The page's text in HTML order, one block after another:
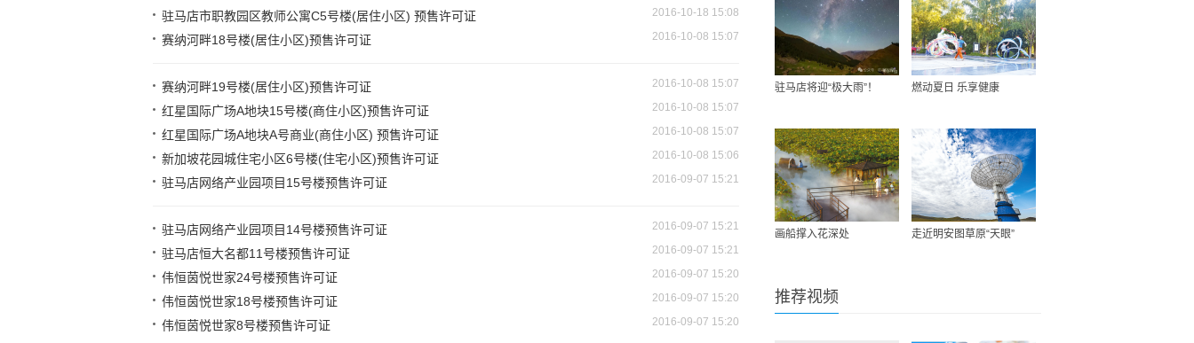
驻马店市职教园区教师公寓C5号楼(居住小区) 预售许可证 2016-10-18 15:08
赛纳河畔18号楼(居住小区)预售许可证 2016-10-08 15:07
赛纳河畔19号楼(居住小区)预售许可证 2016-10-08 15:07
红星国际广场A地块15号楼(商住小区)预售许可证 2016-10-08 15:07
红星国际广场A地块A号商业(商住小区) 预售许可证 2016-10-08 15:07
新加坡花园城住宅小区6号楼(住宅小区)预售许可证 2016-10-08 15:06
驻马店网络产业园项目15号楼预售许可证 2016-09-07 15:21
驻马店网络产业园项目14号楼预售许可证 2016-09-07 15:21
驻马店恒大名都11号楼预售许可证 2016-09-07 15:21
伟恒茵悦世家24号楼预售许可证 2016-09-07 15:20
伟恒茵悦世家18号楼预售许可证 2016-09-07 15:20
伟恒茵悦世家8号楼预售许可证 2016-09-07 15:20
驻马店将迎“极大雨”！ 燃动夏日 乐享健康
画船撑入花深处 走近明安图草原“天眼”
推荐视频